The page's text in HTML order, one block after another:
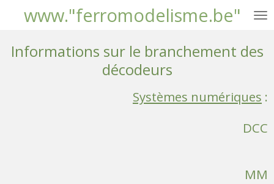
Passer
contenu
principal
www."ferromodelisme.be"
Informations sur le branchement des
décodeurs
Systèmes numériques :
DCC
MM